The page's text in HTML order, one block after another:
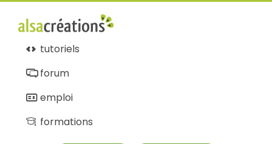
tutoriels
forum
emploi
formations